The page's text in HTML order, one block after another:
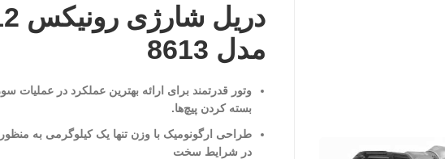
دریل شارژی رونیکس 12ولت
وتور قدرتمند برای ارائه بهترین عملکرد در عملیات سوراخکاری و
بسته کردن پیچ‌ها.
طراحی ارگونومیک با وزن تنها یک کیلوگرمی به منظور انجام راحت
در شرایط سخت